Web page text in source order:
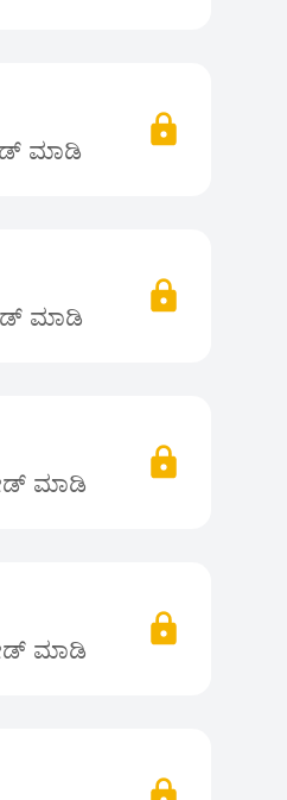
ಮಾಡಿ
ಮಾಡಿ
ಮಾಡಿ
ಮಾಡಿ